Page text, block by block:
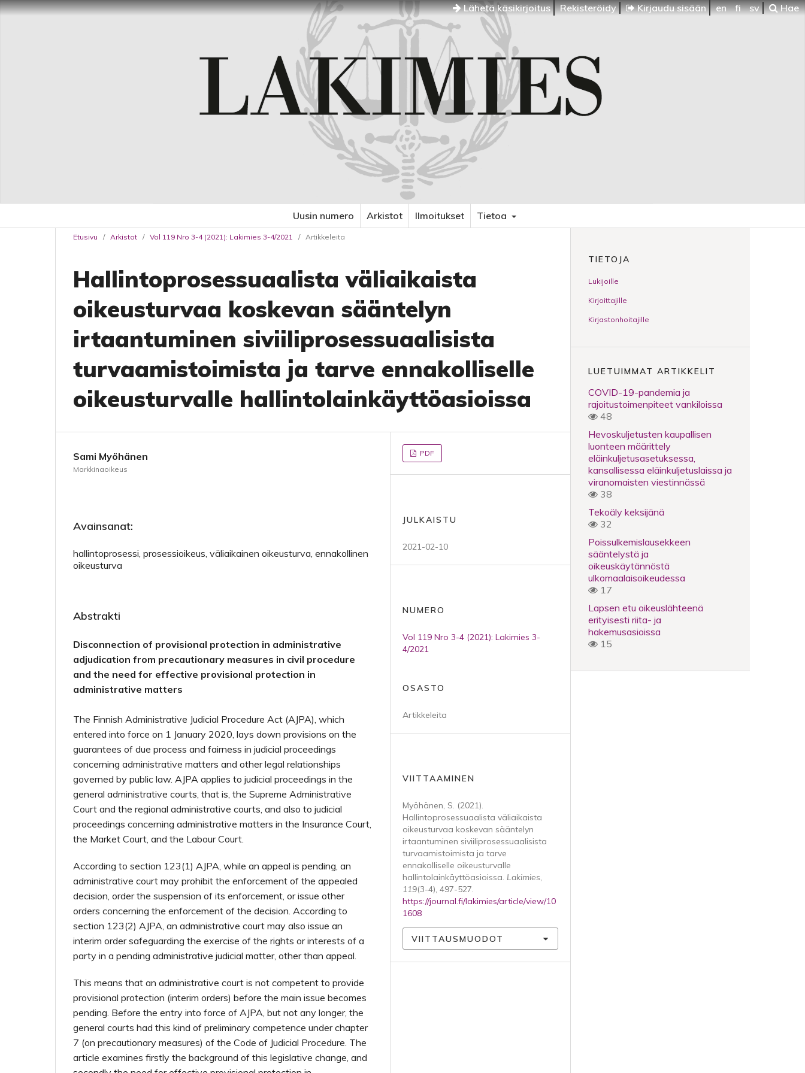
Lähetä käsikirjoitus Rekisteröidy Kirjaudu sisään en fi sv Hae
Uusin numero Arkistot Ilmoitukset Tietoa
Etusivu / Arkistot / Vol 119 Nro 3-4 (2021): Lakimies 3-4/2021 / Artikkeleita
Hallintoprosessuaalista väliaikaista
oikeusturvaa koskevan sääntelyn
irtaantuminen siviiliprosessuaalisista
turvaamistoimista ja tarve ennakolliselle
oikeusturvalle hallintolainkäyttöasioissa
Sami Myöhänen
Markkinaoikeus
Avainsanat:
hallintoprosessi, prosessioikeus, väliaikainen oikeusturva, ennakollinen
oikeusturva
Abstrakti
Disconnection of provisional protection in administrative
adjudication from precautionary measures in civil procedure
and the need for effective provisional protection in
administrative matters
The Finnish Administrative Judicial Procedure Act (AJPA), which
entered into force on 1 January 2020, lays down provisions on the
guarantees of due process and fairness in judicial proceedings
concerning administrative matters and other legal relationships
governed by public law. AJPA applies to judicial proceedings in the
general administrative courts, that is, the Supreme Administrative
Court and the regional administrative courts, and also to judicial
proceedings concerning administrative matters in the Insurance Court,
the Market Court, and the Labour Court.
According to section 123(1) AJPA, while an appeal is pending, an
administrative court may prohibit the enforcement of the appealed
decision, order the suspension of its enforcement, or issue other
orders concerning the enforcement of the decision. According to
section 123(2) AJPA, an administrative court may also issue an
interim order safeguarding the exercise of the rights or interests of a
party in a pending administrative judicial matter, other than appeal.
This means that an administrative court is not competent to provide
provisional protection (interim orders) before the main issue becomes
pending. Before the entry into force of AJPA, but not any longer, the
general courts had this kind of preliminary competence under chapter
7 (on precautionary measures) of the Code of Judicial Procedure. The
article examines firstly the background of this legislative change, and
PDF
JULKAISTU
2021-02-10
NUMERO
Vol 119 Nro 3-4 (2021): Lakimies 3-
4/2021
OSASTO
Artikkeleita
VIITTAAMINEN
Myöhänen, S. (2021).
Hallintoprosessuaalista väliaikaista
oikeusturvaa koskevan sääntelyn
irtaantuminen siviiliprosessuaalisista
turvaamistoimista ja tarve
ennakolliselle oikeusturvalle
hallintolainkäyttöasioissa. Lakimies,
119(3-4), 497-527.
https://journal.fi/lakimies/article/view/10
1608
VIITTAUSMUODOT
TIETOJA
Lukijoille
Kirjoittajille
Kirjastonhoitajille
LUETUIMMAT ARTIKKELIT
COVID-19-pandemia ja
rajoitustoimenpiteet vankiloissa
48
Hevoskuljetusten kaupallisen
luonteen määrittely
eläinkuljetusasetuksessa,
kansallisessa eläinkuljetuslaissa ja
viranomaisten viestinnässä
38
Tekoäly keksijänä
32
Poissulkemislausekkeen
sääntelystä ja
oikeuskäytännöstä
ulkomaalaisoikeudessa
17
Lapsen etu oikeuslähteenä
erityisesti riita- ja
hakemusasioissa
15